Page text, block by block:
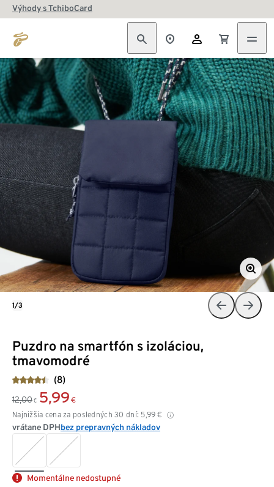
Výhody s TchiboCard
Puzdro na smartfón s izoláciou,
tmavomodré
(8)
12,00 € 5,99 €
Najnižšia cena za posledných 30 dní: 5,99 €
vrátane DPHbez prepravných nákladov
Momentálne nedostupné
1/3